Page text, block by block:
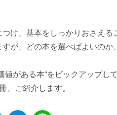
け、基本をしっかりおさえる
が、どの本を選べばよいのか
がある本“をピックアップし
、ご紹介します。